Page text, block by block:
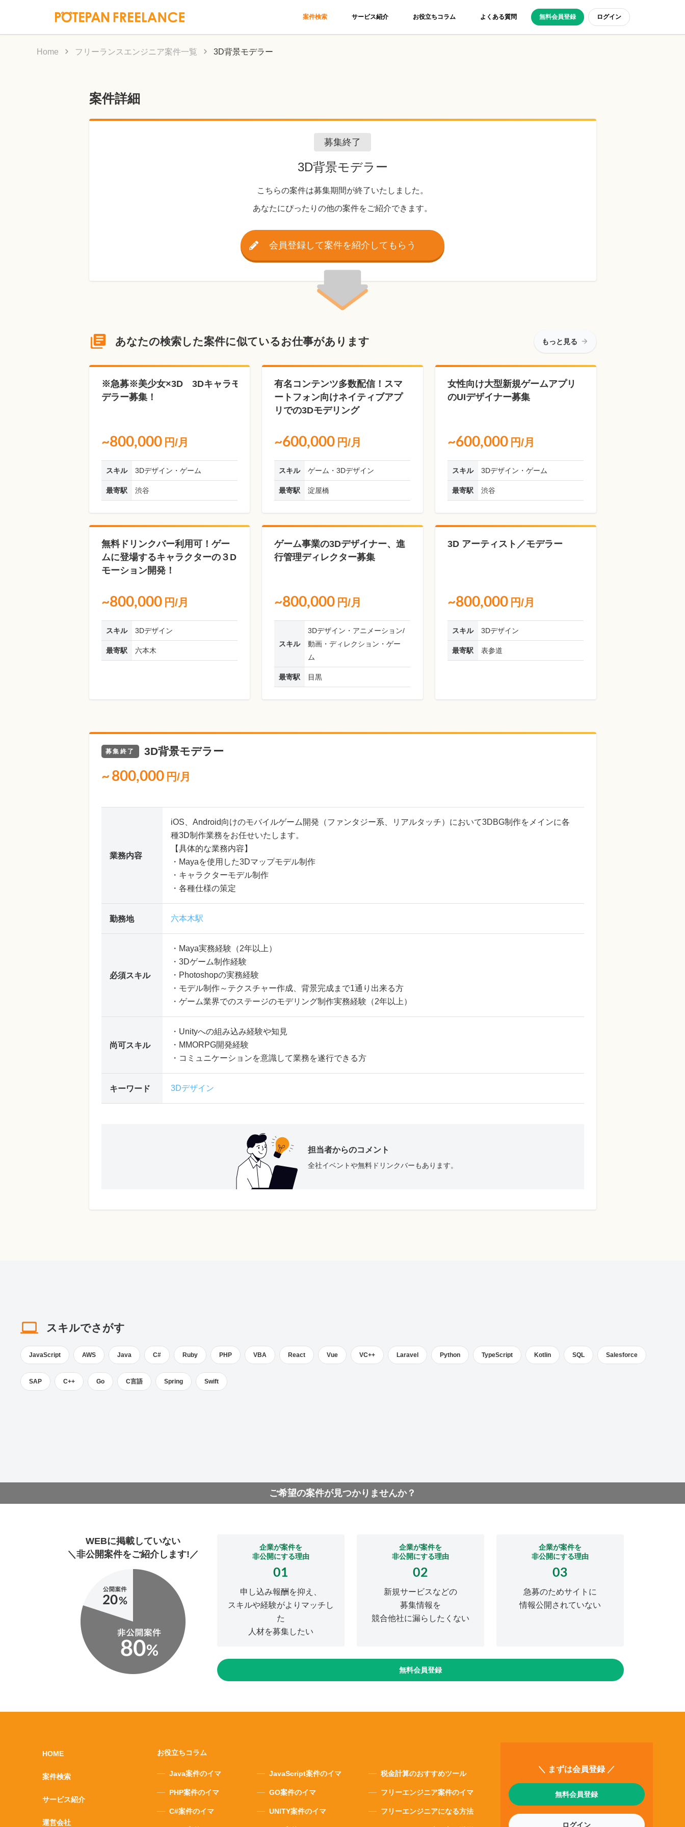
案件検索 サービス紹介 お役立ちコラム よくある質問 無料会員登録 ログイン
Home フリーランスエンジニア案件一覧 3D背景モデラー
案件詳細
募集終了
3D背景モデラー
こちらの案件は募集期間が終了いたしました。
あなたにぴったりの他の案件をご紹介できます。
会員登録して案件を紹介してもらう
あなたの検索した案件に似ているお仕事があります もっと見る
※急募※美少女×3D 3Dキャラモ
デラー募集！
~800,000 円/月
スキル 3Dデザイン・ゲーム
最寄駅 渋谷
有名コンテンツ多数配信！スマ
ートフォン向けネイティブアプ
リでの3Dモデリング
~600,000 円/月
スキル ゲーム・3Dデザイン
最寄駅 淀屋橋
女性向け大型新規ゲームアプリ
のUIデザイナー募集
~600,000 円/月
スキル 3Dデザイン・ゲーム
最寄駅 渋谷
無料ドリンクバー利用可！ゲー
ムに登場するキャラクターの３D
モーション開発！
~800,000 円/月
スキル 3Dデザイン
最寄駅 六本木
ゲーム事業の3Dデザイナー、進
行管理ディレクター募集
~800,000 円/月
スキル
3Dデザイン・アニメーション/
動画・ディレクション・ゲー
ム
最寄駅 目黒
3D アーティスト／モデラー
~800,000 円/月
スキル 3Dデザイン
最寄駅 表参道
募集終了 3D背景モデラー
~ 800,000 円/月
業務内容
iOS、Android向けのモバイルゲーム開発（ファンタジー系、リアルタッチ）において3DBG制作をメインに各
種3D制作業務をお任せいたします。
【具体的な業務内容】
・Mayaを使用した3Dマップモデル制作
・キャラクターモデル制作
・各種仕様の策定
勤務地 六本木駅
必須スキル
・Maya実務経験（2年以上）
・3Dゲーム制作経験
・Photoshopの実務経験
・モデル制作～テクスチャー作成、背景完成まで1通り出来る方
・ゲーム業界でのステージのモデリング制作実務経験（2年以上）
尚可スキル
・Unityへの組み込み経験や知見
・MMORPG開発経験
・コミュニケーションを意識して業務を遂行できる方
キーワード 3Dデザイン
担当者からのコメント
全社イベントや無料ドリンクバーもあります。
スキルでさがす
JavaScript AWS Java C# Ruby PHP VBA React Vue VC++ Laravel Python TypeScript Kotlin SQL Salesforce
SAP C++ Go C言語 Spring Swift
ご希望の案件が見つかりませんか？
WEBに掲載していない
＼非公開案件をご紹介します!／
企業が案件を
非公開にする理由
01
申し込み報酬を抑え、
スキルや経験がよりマッチし
た
人材を募集したい
企業が案件を
非公開にする理由
02
新規サービスなどの
募集情報を
競合他社に漏らしたくない
企業が案件を
非公開にする理由
03
急募のためサイトに
情報公開されていない
無料会員登録
HOME
案件検索
サービス紹介
運営会社
お役立ちコラム
Java案件のイマ
PHP案件のイマ
C#案件のイマ
JavaScript案件のイマ
GO案件のイマ
UNITY案件のイマ
税金計算のおすすめツール
フリーエンジニア案件のイマ
フリーエンジニアになる方法
＼ まずは会員登録 ／
無料会員登録
ログイン